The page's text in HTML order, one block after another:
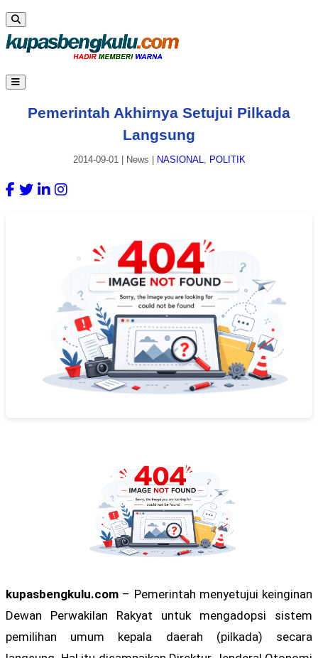
Pemerintah Akhirnya Setujui Pilkada
Langsung
2014-09-01| News NASIONAL, POLITIK
kupasbengkulu.com – Pemerintah menyetujui keinginan
Dewan Perwakilan Rakyat untuk mengadopsi sistem
pemilihan umum kepala daerah (pilkada) secara